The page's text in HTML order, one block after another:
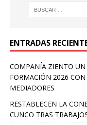
ENTRADAS
COMPAÑÍA ZIENTO
FORMACIÓN 2026 CON
MEDIADORES
RESTABLECEN LA
CUNCO TRAS